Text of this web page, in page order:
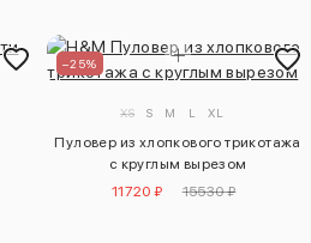
–25%
XS S M L XL
Пуловер из хлопкового трикотажа
с круглым вырезом
11720 ₽
15530 ₽